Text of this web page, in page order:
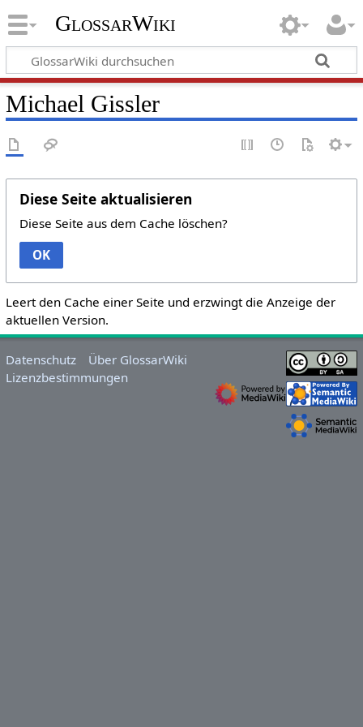
GlossarWiki
Michael Gissler
Diese Seite aktualisieren
Diese Seite aus dem Cache löschen?
OK
Leert den Cache einer Seite und erzwingt die Anzeige der
aktuellen Version.
Datenschutz
Über GlossarWiki
Lizenzbestimmungen